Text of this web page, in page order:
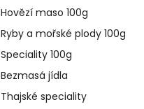
Hovězí maso 100g
Ryby a mořské plody 100g
Speciality 100g
Bezmasá jídla
Thajské speciality